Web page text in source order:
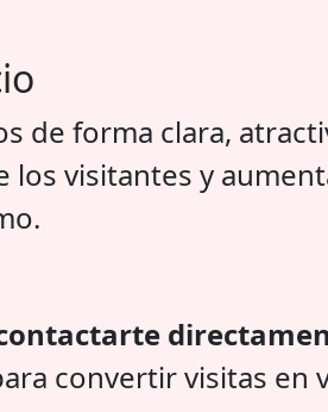
de forma clara,
los visitantes y
convertir visitas en